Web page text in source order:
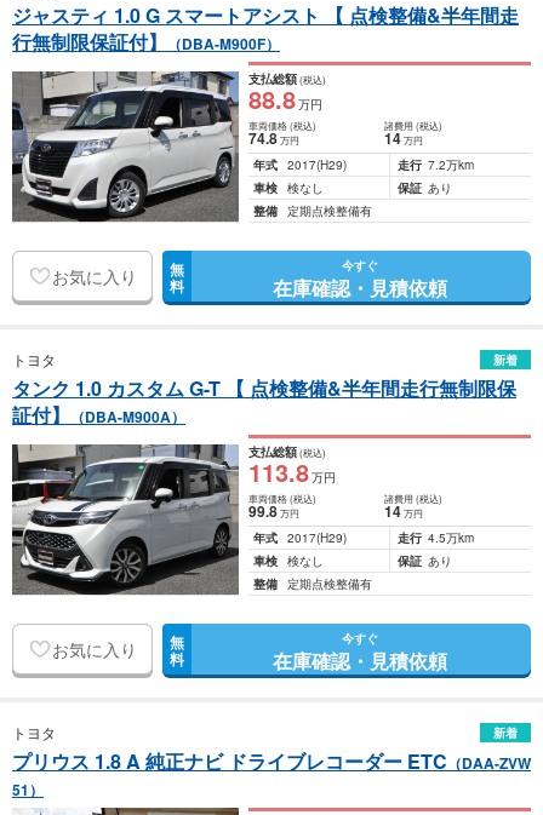
ジャスティ 1.0 G スマートアシスト 【 点検整備&半年間走
行無制限保証付】
（DBA-M900F）
支払総額(税込)
88.8万円
車両価格(税込)
74.8万円
諸費用 (税込)
14 万円
年式 2017(H29) 走行 7.2万km
車検 検なし 保証 あり
整備 定期点検整備有
お気に入り 無
料
今すぐ
在庫確認・見積依頼
トヨタ 新着
タンク 1.0 カスタム G-T 【 点検整備&半年間走行無制限保
証付】
（DBA-M900A）
支払総額(税込)
113.8万円
車両価格(税込)
99.8万円
諸費用 (税込)
14 万円
年式 2017(H29) 走行 4.5万km
車検 検なし 保証 あり
整備 定期点検整備有
お気に入り 無
料
今すぐ
在庫確認・見積依頼
トヨタ 新着
プリウス 1.8 A 純正ナビ ドライブレコーダー ETC （DAA-ZVW
51）